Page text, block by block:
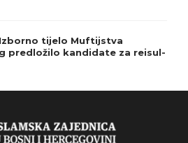
tijelo Muftijstva
predložilo kandidate za reisul-